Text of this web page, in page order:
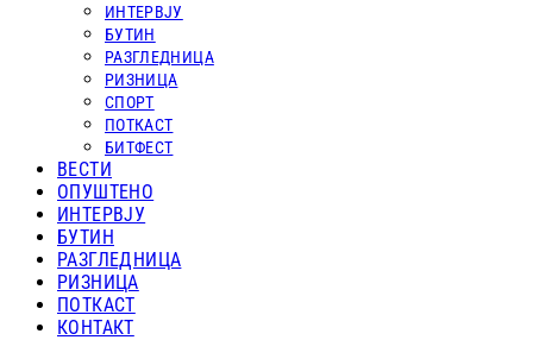
ИНТЕРВЈУ
БУТИН
РАЗГЛЕДНИЦА
РИЗНИЦА
СПОРТ
ПОТКАСТ
БИТФЕСТ
ВЕСТИ
ОПУШТЕНО
ИНТЕРВЈУ
БУТИН
РАЗГЛЕДНИЦА
РИЗНИЦА
ПОТКАСТ
КОНТАКТ